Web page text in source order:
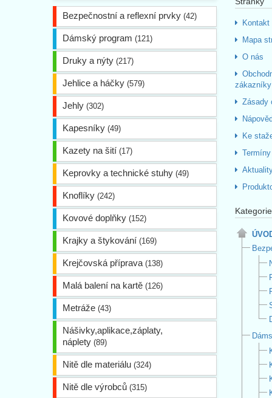
Bezpečnostní a reflexní prvky (42)
Dámský program (121)
Druky a nýty (217)
Jehlice a háčky (579)
Jehly (302)
Kapesníky (49)
Kazety na šití (17)
Keprovky a technické stuhy (49)
Knoflíky (242)
Kovové doplňky (152)
Krajky a štykování (169)
Krejčovská příprava (138)
Malá balení na kartě (126)
Metráže (43)
Nášivky,aplikace,záplaty,
náplety (89)
Nitě dle materiálu (324)
Nitě dle výrobců (315)
Kontakt
Mapa
O nás
Zásady
Ke
Kategorie